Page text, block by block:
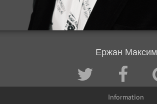
Ержан Максим
Information